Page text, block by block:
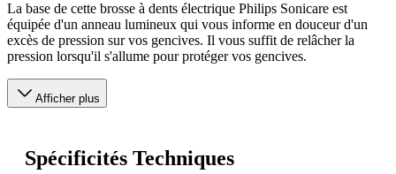
La base de cette brosse à dents électrique Philips Sonicare est
équipée d'un anneau lumineux qui vous informe en douceur d'un
excès de pression sur vos gencives. Il vous suffit de relâcher la
pression lorsqu'il s'allume pour protéger vos gencives.
Afficher plus
Spécificités Techniques